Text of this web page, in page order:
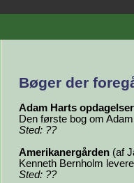
Bøger der
Adam Harts opdagelser
Den første bog om
Sted: ??
Amerikanergården (af
Kenneth Bernholm
Sted: ??